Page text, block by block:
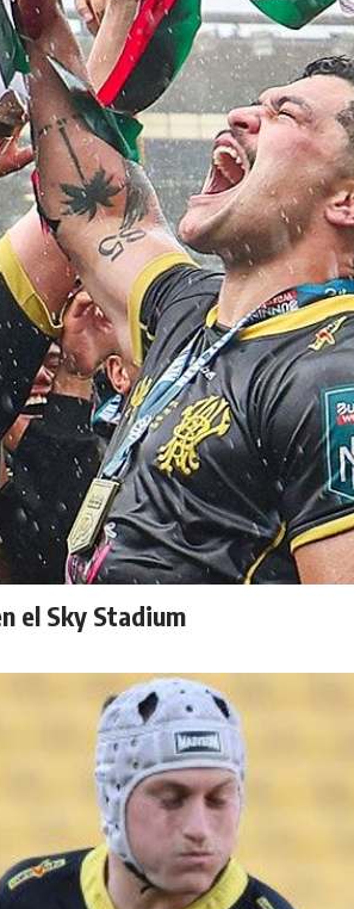
el Sky Stadium